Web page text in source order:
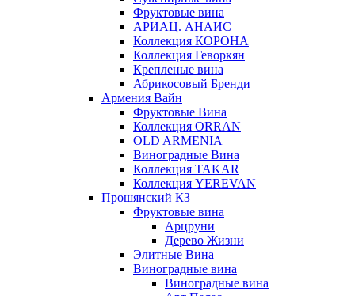
Фруктовые вина
АРИАЦ. АНАИС
Коллекция КОРОНА
Коллекция Геворкян
Крепленые вина
Абрикосовый Бренди
Армения Вайн
Фруктовые Вина
Коллекция ORRAN
OLD ARMENIA
Виноградные Вина
Коллекция TAKAR
Коллекция YEREVAN
Прошянский КЗ
Фруктовые вина
Арцруни
Дерево Жизни
Элитные Вина
Виноградные вина
Виноградные вина